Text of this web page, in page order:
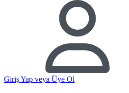
Giriş Yap veya Üye Ol